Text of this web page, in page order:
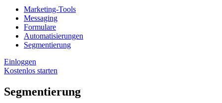
Marketing-Tools
Messaging
Formulare
Automatisierungen
Segmentierung
Einloggen
Kostenlos starten
Segmentierung